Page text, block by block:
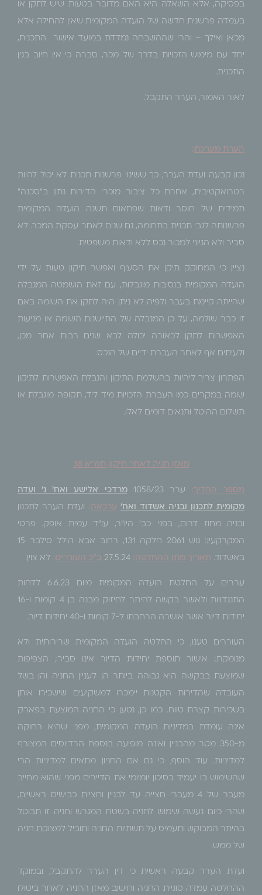
בפסיקה, אלא השאלה היא האם מדובר בטעות שיש לתקן או
בעמדה פרשנית חדשה של הועדה המקומית שאין להחילה אלא
מכאן ואילך – והרי שההשבחה נמדדת במועד אישור התכנית,
יחד עם מימוש הזכויות בדרך של מכר, סברה כי אין חיוב בגין
התכנית.
לאור האמור, הערר התקבל.
הערת מערכת:
נכון קבעה ועדת הערר, כך ששינוי פרשנות תכנית לא יכול להיות
רטרואקטיבית, אחרת כל ציבור מוכרי הדירות נתון ב"סכנה"
תמידית של חוסר ודאות שפתאום תשנה הועדה המקומית
פרשנותה לגבי תכנית בתחומה, גם שנים לאחר עסקת המכר. לא
סביר ולא הגיוני למכור נכס ללא ודאות משפטית.
נציין כי המחוקק תיקן את הסעיף ואפשר תיקון טעות על ידי
הועדה המקומית בנסיבות מוגבלות, עם זאת הושמטה המגבלה
שהייתה קיימת בעבר ולפיה לא ניתן היה לתקן את השומה באם
זו כבר שולמה, על כן המגבלה של התיישנות השומה או מניעות
האפשרות לתקן לכאורה יכולה לבא שנים רבות אחר מכן,
ולעיתים אף לאחר העברת ידיים של הנכס.
הפתרון צריך ליהיות בהשלמת התיקון והגבלת האפשרות לתיקון
שומה במקרים כמו העברת הזכויות מיד ליד, תקופה מוגבלת או
תשלום ההיטל ותנאים דומים לאלו.
מאזן חניה לאחר תיקון תמ"א 38
מספר ההליך: ערר 1058/23 מרדכי אלישע ואח' נ' ועדה
מקומית לתכנון ובניה אשדוד ואח' ערכאה: ועדת הערר לתכנון
ובניה מחוז דרום, בפני כב' היו"ר, עו"ד עמית אופק. פרטי
המקרקעין: גוש 2061 חלקה 131, רחוב אבא הילל סילבר 15
באשדוד. תאריך מתן ההחלטה: ב"כ העוררים : לא צוין.
עררים על החלטת הועדה המקומית מיום 6.6.23 לדחות
התנגדויות ולאשר בקשה להיתר לחיזוק מבנה בן 4 קומות ו-16
יחידות דיור אשר אושרה הרחבתו ל-7 קומות ו-40 יחידות דיור.
העוררים טענו, כי החלטה הועדה המקומית שרירותית ולא
מנומקת; אישור תוספת יחידות הדיור אינו סביר; הצפיפות
שמוצעת בבקשה היא גבוהה ביותר הן לעניין החניה והן בשל
העובדה שהדירות הקטנות יימכרו למשקיעים שישכירו אותן
בשכירות קצרת טווח. כמו כן, נטען כי החניה המוצעת בפארק
אינה עומדת במדיניות הועדה המקומית, מפני שהיא רחוקה
מ-350 מטר מהבניין ואינה מופיעה בנספח הרדיוסים המצורף
למדיניות. עוד הוסף, כי גם אם החניון מתאים למדיניות הרי
שהשימוש בו יעמיד בסיכון יומיומי את הדיירים מפני שהוא מחייב
מעבר של 4 מעברי חצייה עד לבניין וחציית כבישים ראשיים,
שהרי כיום נעשה שימוש לחניה בשטח המגרש וחניה זו תבוטל
בהיתר המבוקש ותעמיס על תשתיות החניה ותוביל למצוקת חניה
של ממש.
ועדת הערר קבעה ראשית כי דין הערר להתקבל, ובמוקד
ההחלטה עמדה סוגיית החניה וחישוב מאזן החניה לאחר ביטולו